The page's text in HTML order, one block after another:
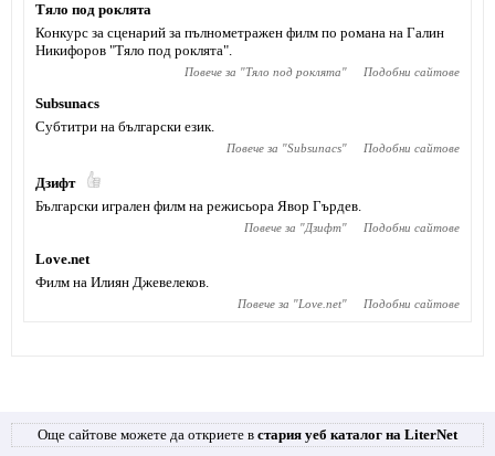
Тяло под роклята
Конкурс за сценарий за пълнометражен филм по романа на Галин
Никифоров "Тяло под роклята".
Повече за "Тяло под роклята" Подобни сайтове
Subsunacs
Субтитри на български език.
Повече за "Subsunacs" Подобни сайтове
Дзифт
Български игрален филм на режисьора Явор Гърдев.
Повече за "Дзифт" Подобни сайтове
Love.net
Филм на Илиян Джевелеков.
Повече за "Love.net" Подобни сайтове
Още сайтове можете да откриете в стария уеб каталог на LiterNet